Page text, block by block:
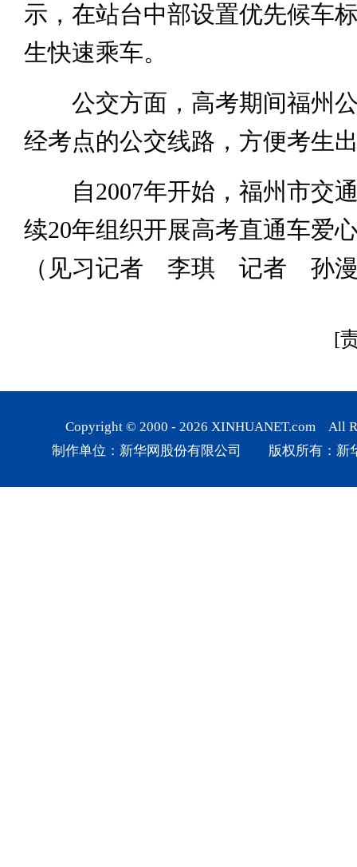
示，在站台中部设置优先候车
生快速乘车。
公交方面，高考期间福州公
经考点的公交线路，方便考生
自2007年开始，福州市交
续20年组织开展高考直通车爱
（见习记者 李琪 记者 孙
[
Copyright © 2000 - 2026 XINHUANET.com All
制作单位：新华网股份有限公司 版权所有：新